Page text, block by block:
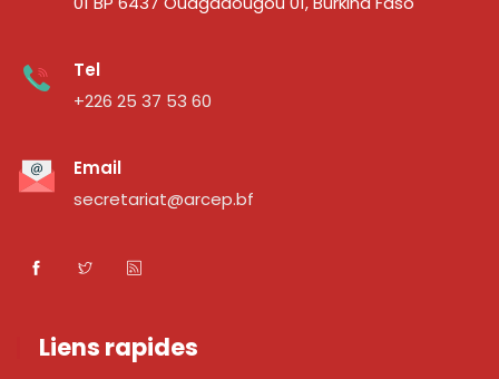
Tel
+226 25 37 53 60
Email
secretariat@arcep.bf
Liens rapides